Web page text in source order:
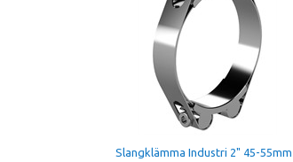
Slangklämma Industri 2" 45-55mm